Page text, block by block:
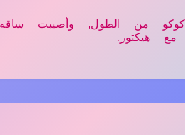
من الطول, وأصيبت
مع هيكتور.